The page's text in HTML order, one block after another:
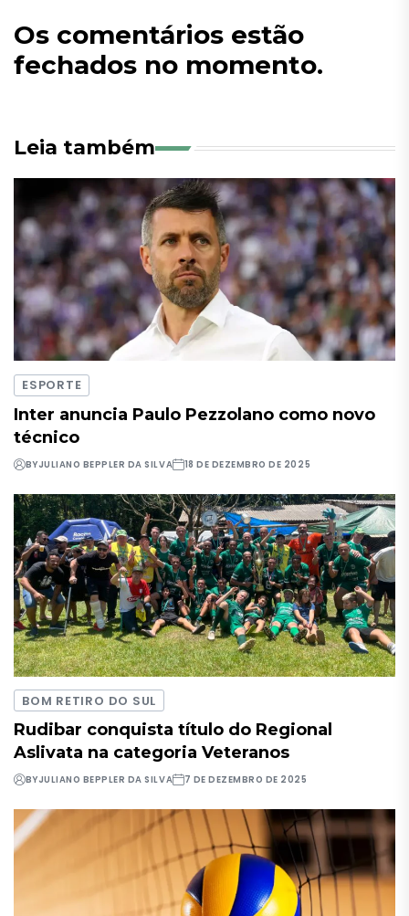
Os comentários estão
fechados no momento.
Leia também
ESPORTE
Inter anuncia Paulo Pezzolano como novo
técnico
BYJULIANO BEPPLER DA SILVA 18 DE DEZEMBRO DE 2025
BOM RETIRO DO SUL
Rudibar conquista título do Regional
Aslivata na categoria Veteranos
BYJULIANO BEPPLER DA SILVA 7 DE DEZEMBRO DE 2025